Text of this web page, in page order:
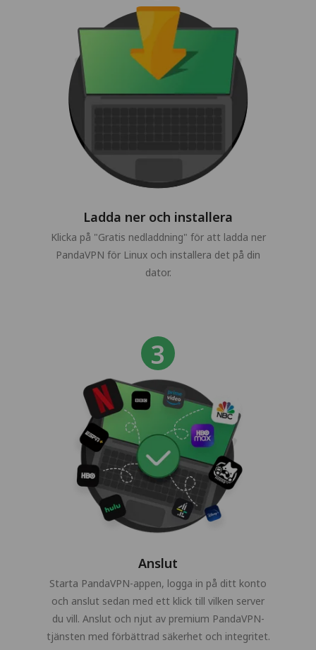
Ladda ner och installera
Klicka på "Gratis nedladdning" för att ladda ner
PandaVPN för Linux och installera det på din
dator.
Anslut
Starta PandaVPN-appen, logga in på ditt konto
och anslut sedan med ett klick till vilken server
du vill. Anslut och njut av premium PandaVPN-
tjänsten med förbättrad säkerhet och integritet.